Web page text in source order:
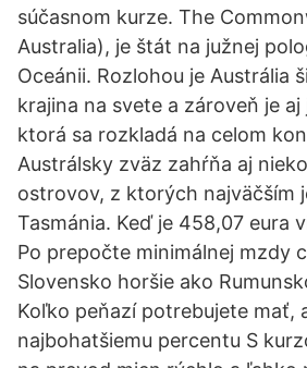
súčasnom kurze. The
Australia), je štát na južnej
Oceánii. Rozlohou je Austrália
krajina na svete a zároveň je aj
ktorá sa rozkladá na celom
Austrálsky zväz zahŕňa aj
ostrovov, z ktorých najväčším
Tasmánia. Keď je 458,07 eura
Po prepočte minimálnej mzdy
Slovensko horšie ako
Koľko peňazí potrebujete mať,
najbohatšiemu percentu S